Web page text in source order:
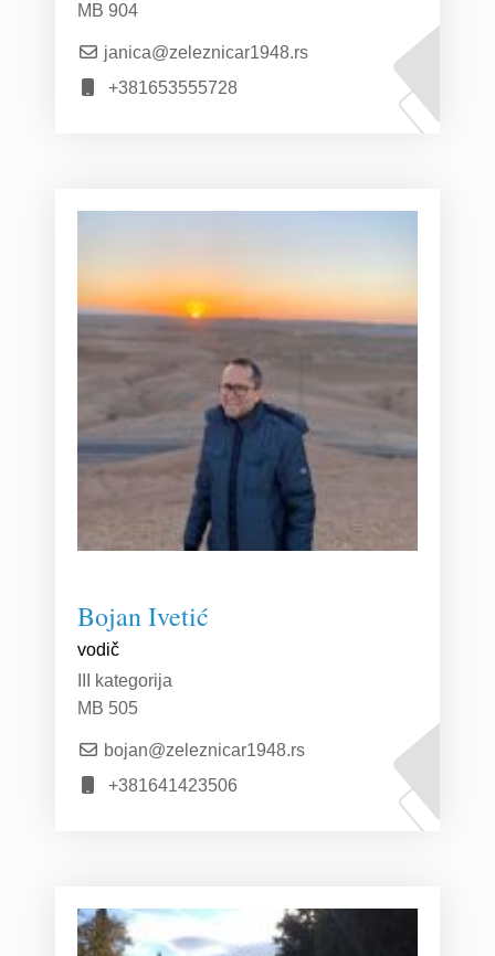
MB 904
janica@zeleznicar1948.rs
+381653555728
Bojan Ivetić
vodič
III kategorija
MB 505
bojan@zeleznicar1948.rs
+381641423506